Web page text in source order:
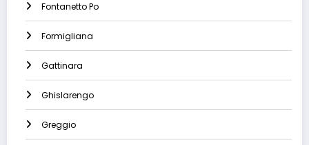
Fontanetto Po
Formigliana
Gattinara
Ghislarengo
Greggio